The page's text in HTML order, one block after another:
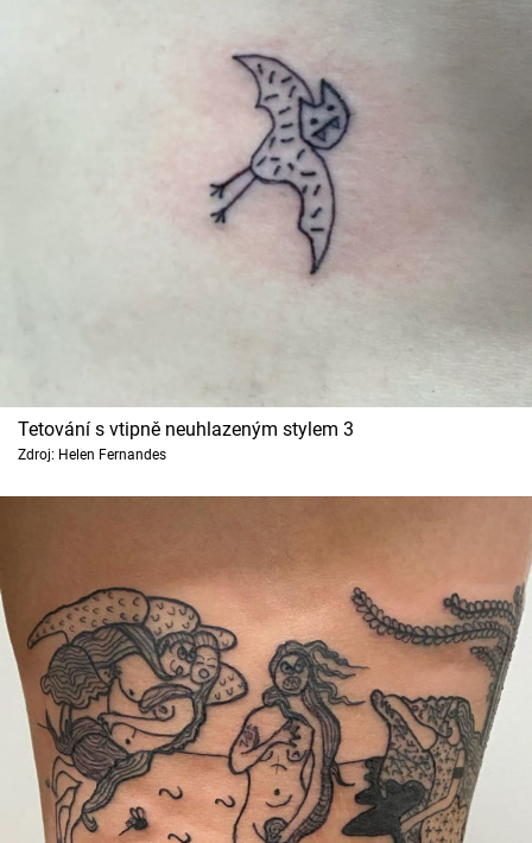
Tetování s vtipně neuhlazeným stylem 3
Zdroj: Helen Fernandes